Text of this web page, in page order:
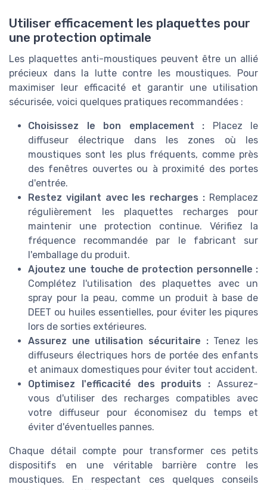
Utiliser efficacement les plaquettes pour
une protection optimale
Les plaquettes anti-moustiques peuvent être un allié
précieux dans la lutte contre les moustiques. Pour
maximiser leur efficacité et garantir une utilisation
sécurisée, voici quelques pratiques recommandées :
Choisissez le bon emplacement : Placez le
diffuseur électrique dans les zones où les
moustiques sont les plus fréquents, comme près
des fenêtres ouvertes ou à proximité des portes
d'entrée.
Restez vigilant avec les recharges : Remplacez
régulièrement les plaquettes recharges pour
maintenir une protection continue. Vérifiez la
fréquence recommandée par le fabricant sur
l'emballage du produit.
Ajoutez une touche de protection personnelle :
Complétez l'utilisation des plaquettes avec un
spray pour la peau, comme un produit à base de
DEET ou huiles essentielles, pour éviter les piqures
lors de sorties extérieures.
Assurez une utilisation sécuritaire :Tenez les
diffuseurs électriques hors de portée des enfants
et animaux domestiques pour éviter tout accident.
Optimisez l'efficacité des produits : Assurez-
vous d'utiliser des recharges compatibles avec
votre diffuseur pour économisez du temps et
éviter d'éventuelles pannes.
Chaque détail compte pour transformer ces petits
dispositifs en une véritable barrière contre les
moustiques. En respectant ces quelques conseils